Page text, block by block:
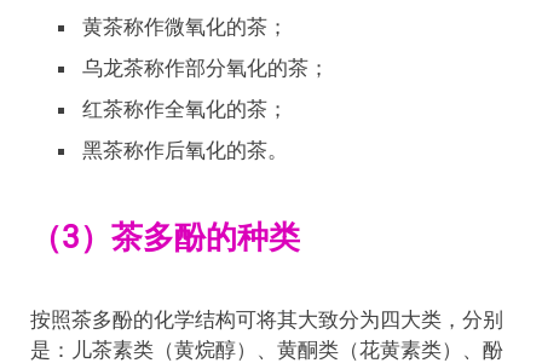
黄茶称作微氧化的茶；
乌龙茶称作部分氧化的茶；
红茶称作全氧化的茶；
黑茶称作后氧化的茶。
（3）茶多酚的种类
按照茶多酚的化学结构可将其大致分为四大类，分别
是：儿茶素类（黄烷醇）、黄酮类（花黄素类）、酚